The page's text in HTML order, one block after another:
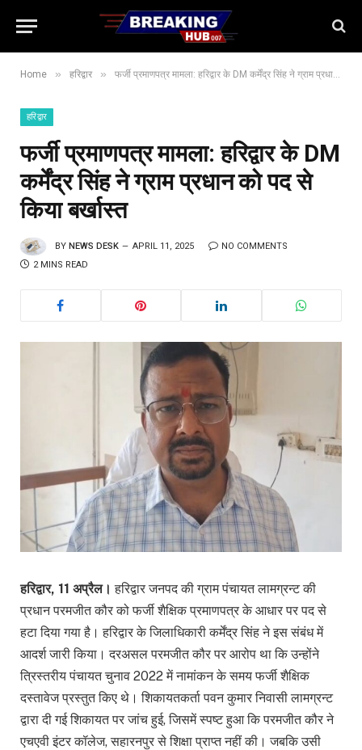
Home » हरिद्वार » फर्जी प्रमाणपत्र मामला: हरिद्वार के DM कर्मेंद्र सिंह ने ग्राम प्रधान को पद से किया बर्खास्त
हरिद्वार
फर्जी प्रमाणपत्र मामला: हरिद्वार के DM
कर्मेंद्र सिंह ने ग्राम प्रधान को पद से
किया बर्खास्त
BY NEWS DESK APRIL 11, 2025
NO COMMENTS
2 MINS READ
हरिद्वार, 11 अप्रैल। हरिद्वार जनपद की ग्राम पंचायत लामग्रन्ट की
प्रधान परमजीत कौर को फर्जी शैक्षिक प्रमाणपत्र के आधार पर पद से
हटा दिया गया है। हरिद्वार के जिलाधिकारी कर्मेंद्र सिंह ने इस संबंध में
आदर्श जारी किया। दरअसल परमजीत कौर पर आरोप था कि उन्होंने
त्रिस्तरीय पंचायत चुनाव 2022 में नामांकन के समय फर्जी शैक्षिक
दस्तावेज प्रस्तुत किए थे। शिकायतकर्ता पवन कुमार निवासी लामग्रन्ट
द्वारा दी गई शिकायत पर जांच हुई, जिसमें स्पष्ट हुआ कि परमजीत कौर ने
एचएवी इंटर कॉलेज, सहारनपुर से शिक्षा प्राप्त नहीं की। जबकि उसी